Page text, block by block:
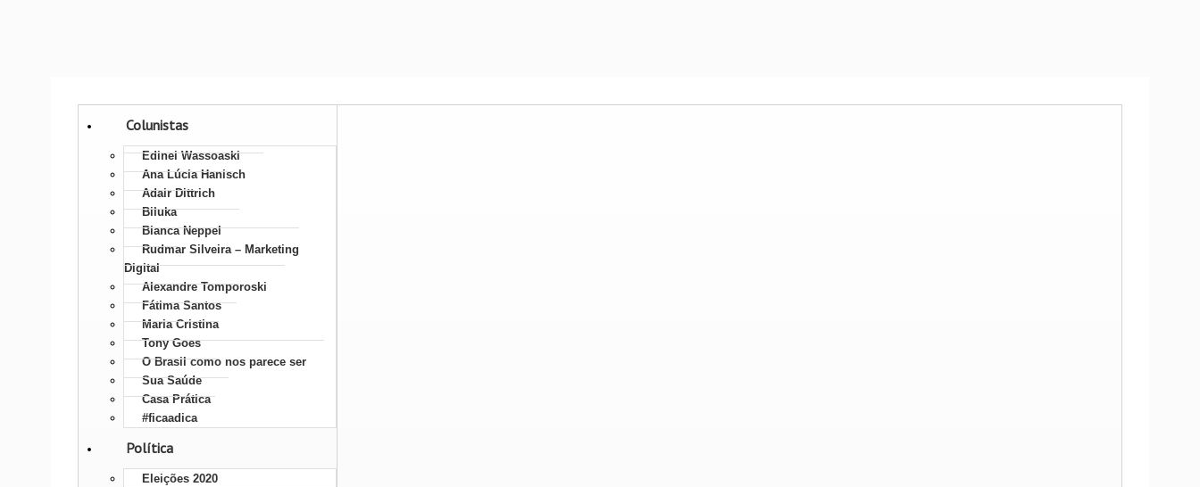
Colunistas
Edinei Wassoaski
Ana Lúcia Hanisch
Adair Dittrich
Biluka
Bianca Neppel
Rudmar Silveira – Marketing
Digital
Alexandre Tomporoski
Fátima Santos
Maria Cristina
Tony Goes
O Brasil como nos parece ser
Sua Saúde
Casa Prática
#ficaadica
Política
Eleições 2020